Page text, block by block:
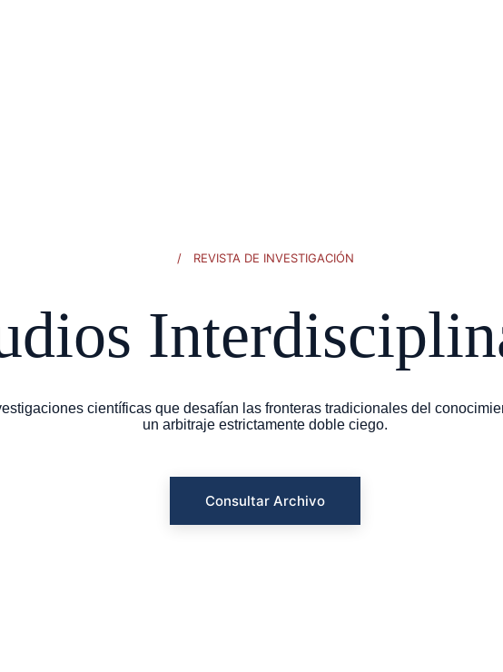
Consultar Archivo
/ REVISTA DE INVESTIGACIÓN
científicas que desafían las fronteras tradicionales del
un arbitraje estrictamente doble ciego.